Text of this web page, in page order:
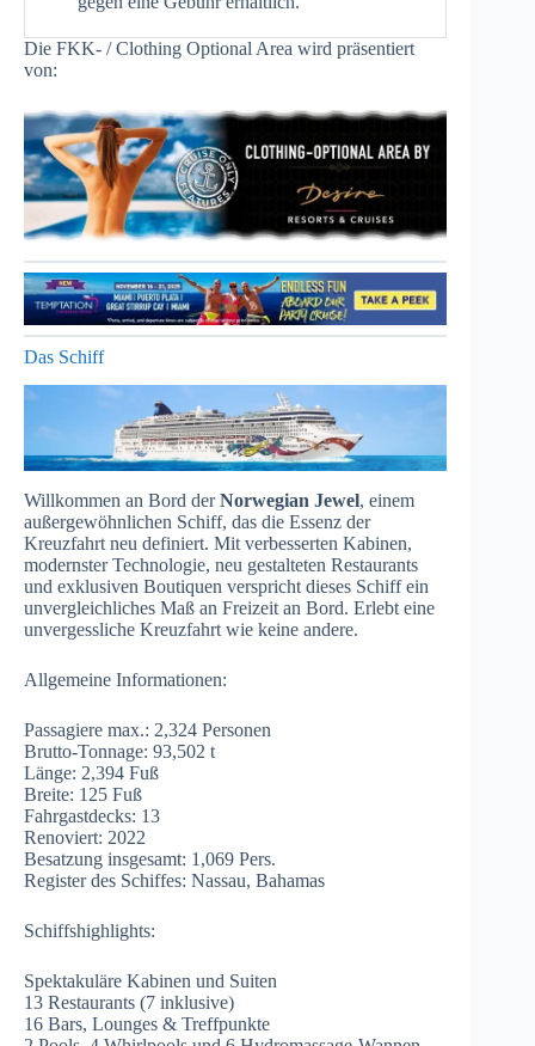
Die FKK- / Clothing Optional Area wird präsentiert
von:
Das Schiff
Willkommen an Bord derNorwegian Jewel, einem
außergewöhnlichen Schiff, das die Essenz der
Kreuzfahrt neu definiert. Mit verbesserten Kabinen,
modernster Technologie, neu gestalteten Restaurants
und exklusiven Boutiquen verspricht dieses Schiff ein
unvergleichliches Maß an Freizeit an Bord. Erlebt eine
unvergessliche Kreuzfahrt wie keine andere.
Allgemeine Informationen:
Passagiere max.: 2,324 Personen
Brutto-Tonnage: 93,502 t
Länge: 2,394 Fuß
Breite: 125 Fuß
Fahrgastdecks: 13
Renoviert: 2022
Besatzung insgesamt: 1,069 Pers.
Register des Schiffes: Nassau, Bahamas
Schiffshighlights:
Spektakuläre Kabinen und Suiten
13 Restaurants (7 inklusive)
16 Bars, Lounges & Treffpunkte